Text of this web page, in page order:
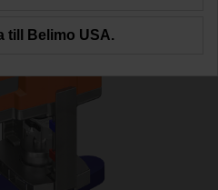
till Belimo USA.